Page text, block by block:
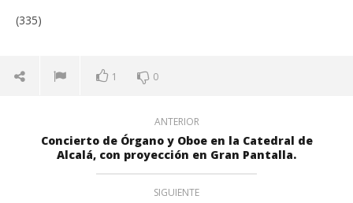
(335)
1 0
ANTERIOR
Concierto de Órgano y Oboe en la Catedral de
Alcalá, con proyección en Gran Pantalla.
SIGUIENTE